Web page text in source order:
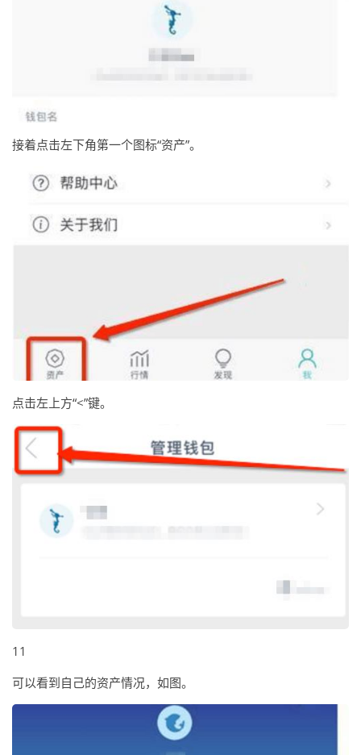
接着点击左下角第一个图标“资产”。
点击左上方“<”键。
11
可以看到自己的资产情况，如图。